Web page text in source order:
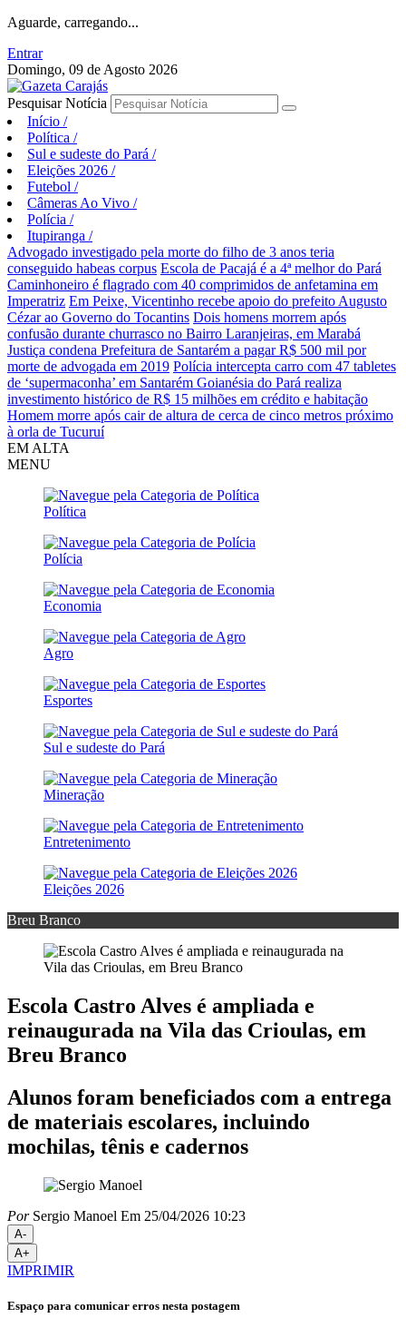
Aguarde, carregando...
Entrar
Domingo, 09 de Agosto 2026
Pesquisar Notícia
Início /
Política /
Sul e sudeste do Pará /
Eleições 2026 /
Futebol /
Câmeras Ao Vivo /
Polícia /
Itupiranga /
Advogado investigado pela morte do filho de 3 anos teria
conseguido habeas corpus Escola de Pacajá é a 4ª melhor do Pará
Caminhoneiro é flagrado com 40 comprimidos de anfetamina em
Imperatriz Em Peixe, Vicentinho recebe apoio do prefeito Augusto
Cézar ao Governo do Tocantins Dois homens morrem após
confusão durante churrasco no Bairro Laranjeiras, em Marabá
Justiça condena Prefeitura de Santarém a pagar R$ 500 mil por
morte de advogada em 2019 Polícia intercepta carro com 47 tabletes
de ‘supermaconha’ em Santarém Goianésia do Pará realiza
investimento histórico de R$ 15 milhões em crédito e habitação
Homem morre após cair de altura de cerca de cinco metros próximo
à orla de Tucuruí
EM ALTA
MENU
Política
Polícia
Economia
Agro
Esportes
Sul e sudeste do Pará
Mineração
Entretenimento
Eleições 2026
Breu Branco
Escola Castro Alves é ampliada e
reinaugurada na Vila das Crioulas, em
Breu Branco
Alunos foram beneficiados com a entrega
de materiais escolares, incluindo
mochilas, tênis e cadernos
PorSergio Manoel Em 25/04/2026 10:23
A-
A+
IMPRIMIR
Espaço para comunicar erros nesta postagem